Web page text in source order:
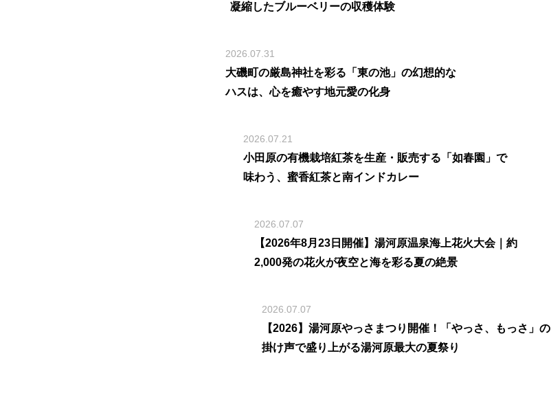
凝縮したブルーベリーの収穫体験
2026.07.31
大磯町の厳島神社を彩る「東の池」の幻想的な
ハスは、心を癒やす地元愛の化身
2026.07.21
小田原の有機栽培紅茶を生産・販売する「如春園」で
味わう、蜜香紅茶と南インドカレー
2026.07.07
【2026年8月23日開催】湯河原温泉海上花火大会｜約
2,000発の花火が夜空と海を彩る夏の絶景
2026.07.07
【2026】湯河原やっさまつり開催！「やっさ、もっさ」の
掛け声で盛り上がる湯河原最大の夏祭り